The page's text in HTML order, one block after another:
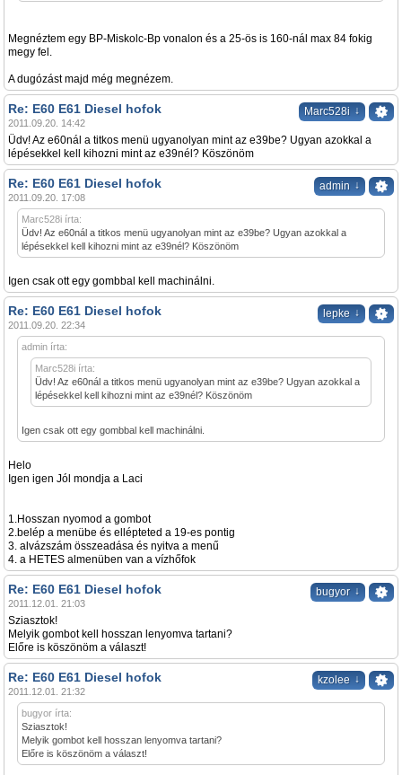
Megnéztem egy BP-Miskolc-Bp vonalon és a 25-ös is 160-nál max 84 fokig
megy fel.
A dugózást majd még megnézem.
Marc528i ↓
Re: E60 E61 Diesel hofok
2011.09.20. 14:42
Üdv! Az e60nál a titkos menü ugyanolyan mint az e39be? Ugyan azokkal a
lépésekkel kell kihozni mint az e39nél? Köszönöm
admin ↓
Re: E60 E61 Diesel hofok
2011.09.20. 17:08
Marc528i írta:
Üdv! Az e60nál a titkos menü ugyanolyan mint az e39be? Ugyan azokkal a
lépésekkel kell kihozni mint az e39nél? Köszönöm
Igen csak ott egy gombbal kell machinálni.
lepke ↓
Re: E60 E61 Diesel hofok
2011.09.20. 22:34
admin írta:
Marc528i írta:
Üdv! Az e60nál a titkos menü ugyanolyan mint az e39be? Ugyan azokkal a
lépésekkel kell kihozni mint az e39nél? Köszönöm
Igen csak ott egy gombbal kell machinálni.
Helo
Igen igen Jól mondja a Laci
1.Hosszan nyomod a gombot
2.belép a menübe és ellépteted a 19-es pontig
3. alvázszám összeadása és nyitva a menű
4. a HETES almenüben van a vízhőfok
bugyor ↓
Re: E60 E61 Diesel hofok
2011.12.01. 21:03
Sziasztok!
Melyik gombot kell hosszan lenyomva tartani?
Előre is köszönöm a választ!
kzolee ↓
Re: E60 E61 Diesel hofok
2011.12.01. 21:32
bugyor írta:
Sziasztok!
Melyik gombot kell hosszan lenyomva tartani?
Előre is köszönöm a választ!